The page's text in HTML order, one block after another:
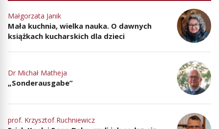
Małgorzata Janik
Mała kuchnia, wielka nauka. O dawnych
książkach kucharskich dla dzieci
Dr Michał Matheja
„Sonderausgabe”
prof. Krzysztof Ruchniewicz